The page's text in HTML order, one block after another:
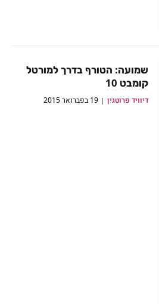
שמועה: הטורף בדרך למורטל
קומבט 10
דיוויד פרוטגין 19 בפברואר 2015